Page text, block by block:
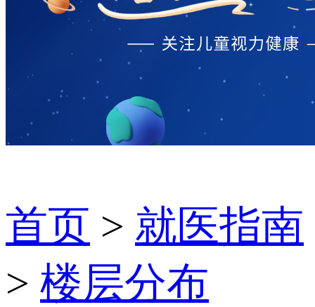
首页 > 就医指南
> 楼层分布